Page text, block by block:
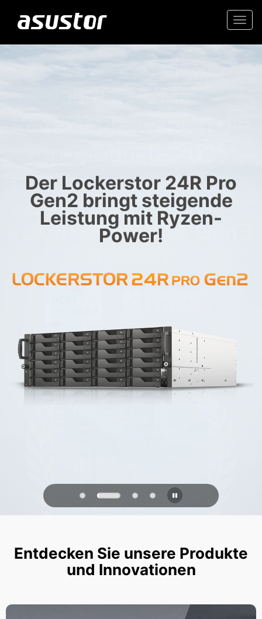
“Beste Technik des
- PCMag.com
Der Lockerstor 24R Pro
Gen2 bringt steigende
Leistung mit Ryzen-
Power!
Quantenangriffe
Entdecken Sie unsere Produkte
und Innovationen